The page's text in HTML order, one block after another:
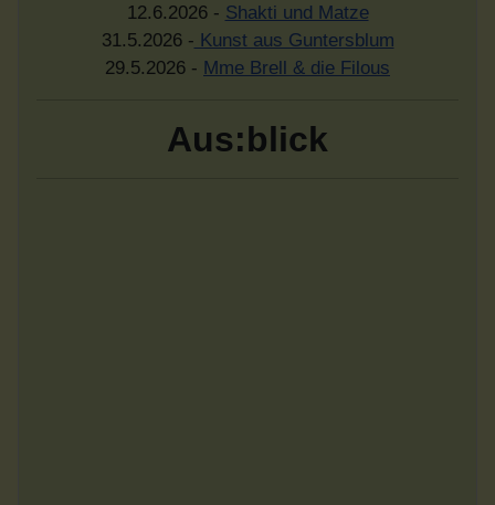
12.6.2026 - Shakti und Matze
31.5.2026 - Kunst aus Guntersblum
29.5.2026 - Mme Brell & die Filous
Aus:blick